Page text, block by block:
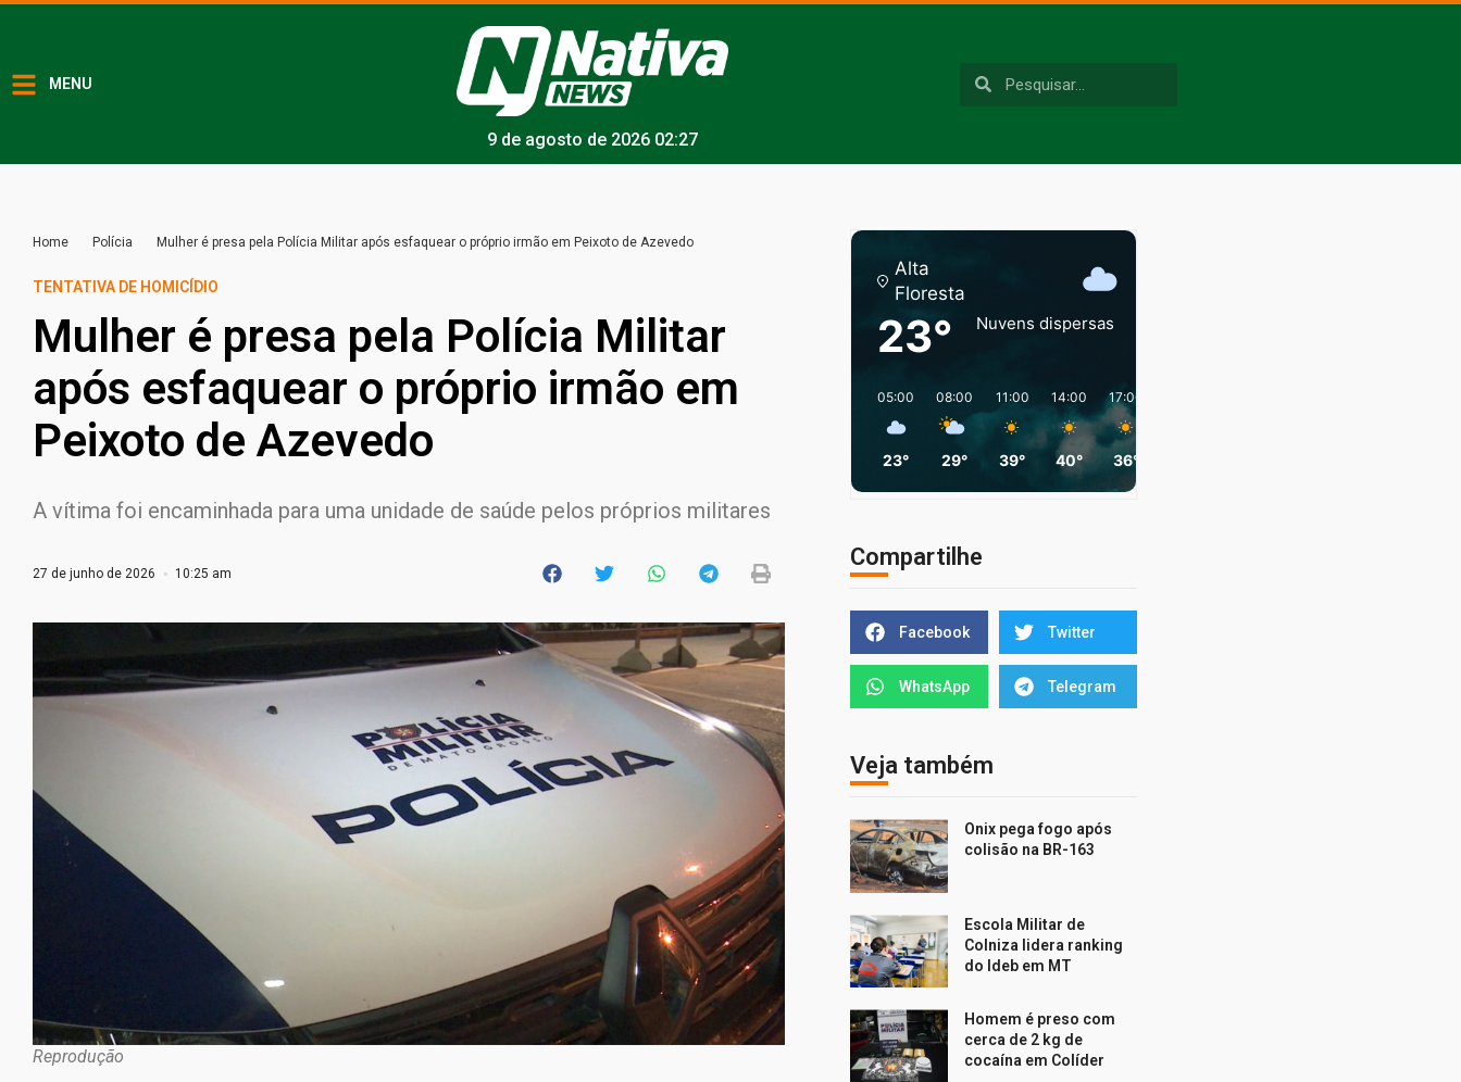
MENU
9 de agosto de 2026 02:27
Home Polícia Mulher é presa pela Polícia Militar após esfaquear o próprio irmão em Peixoto de Azevedo
TENTATIVA DE HOMICÍDIO
Mulher é presa pela Polícia Militar
após esfaquear o próprio irmão em
Peixoto de Azevedo
A vítima foi encaminhada para uma unidade de saúde pelos próprios militares
27 de junho de 2026 10:25 am
Reprodução
Alta
Floresta
23° Nuvens dispersas
05:00
23°
08:00
29°
11:00
39°
14:00
40°
17:00
36°
Compartilhe
Facebook Twitter
WhatsApp Telegram
Veja também
Onix pega fogo após
colisão na BR-163
Escola Militar de
Colniza lidera ranking
do Ideb em MT
Homem é preso com
cerca de 2 kg de
cocaína em Colíder